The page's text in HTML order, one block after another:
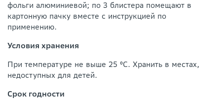
фольги алюминиевой; по 3 блистера помещают в
картонную пачку вместе с инструкцией по
применению.
Условия хранения
При температуре не выше 25 °С. Хранить в местах,
недоступных для детей.
Срок годности